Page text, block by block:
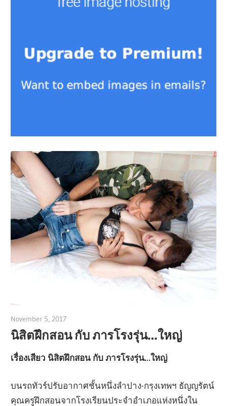
November 5, 2017
นิสิตฝึกสอน กับ ภารโรงรุ่น…ใหญ่
เรื่องเสียว นิสิตฝึกสอน กับ ภารโรงรุ่น…ใหญ่
บนรถทัวร์ปรับอากาศชั้นหนึ่งลำปาง-กรุงเทพฯ ธัญญรัตน์
คุณครูฝึกสอนจากโรงเรียนประจำอำเภอแห่งหนึ่งใน